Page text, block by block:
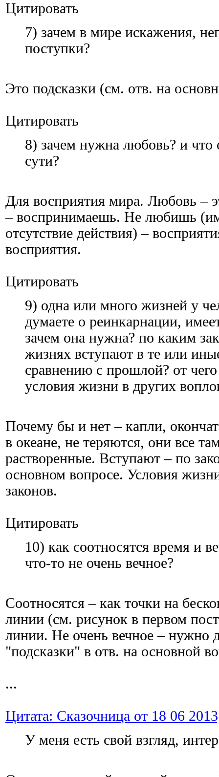
Цитировать
7) зачем в мире искажения,
поступки?
Это подсказки (см. отв. на
Цитировать
8) зачем нужна любовь? и что
сути?
Для восприятия мира. Любовь –
– воспринимаешь. Не любишь
отсутствие действия) –
восприятия.
Цитировать
9) одна или много жизней у
думаете о реинкарнации,
зачем она нужна? по каким
жизнях вступают в те или
сравнению с прошлой? от чего
условия жизни в других
Почему бы и нет – капли,
в океане, не теряются, они все
растворенные. Вступают – по
основном вопросе. Условия
законов.
Цитировать
10) как соотносятся время и
что-то не очень вечное?
Соотносятся – как точки на
линии (см. рисунок в первом
линии. Не очень вечное – нужно
"подсказки" в отв. на основной
...
Цитата: Сказочница от 18 06
У меня есть свой взгляд,